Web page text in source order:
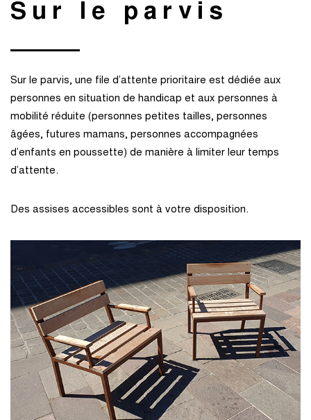
Sur le parvis
Sur le parvis, une file d’attente prioritaire est dédiée aux
personnes en situation de handicap et aux personnes à
mobilité réduite (personnes petites tailles, personnes
âgées, futures mamans, personnes accompagnées
d’enfants en poussette) de manière à limiter leur temps
d’attente.
Des assises accessibles sont à votre disposition.